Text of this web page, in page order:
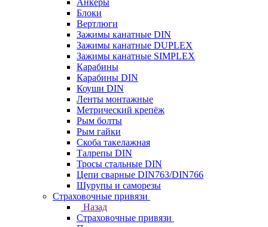
Анкеры
Блоки
Вертлюги
Зажимы канатные DIN
Зажимы канатные DUPLEX
Зажимы канатные SIMPLEX
Карабины
Карабины DIN
Коуши DIN
Ленты монтажные
Метрический крепёж
Рым болты
Рым гайки
Скоба такелажная
Талрепы DIN
Тросы стальные DIN
Цепи сварные DIN763/DIN766
Шурупы и саморезы
Страховочные привязи
Назад
Страховочные привязи